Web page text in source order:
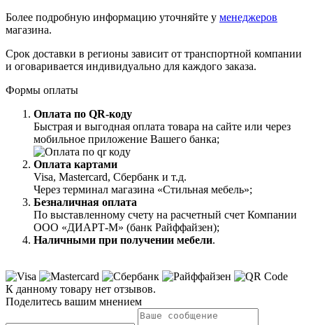
Более подробную информацию уточняйте у менеджеров
магазина.
Срок доставки в регионы зависит от транспортной компании
и оговаривается индивидуально для каждого заказа.
Формы оплаты
Оплата по QR-коду
Быстрая и выгодная оплата товара на сайте или через
мобильное приложение Вашего банка;
Оплата картами
Visa, Mastercard, Сбербанк и т.д.
Через терминал магазина «Стильная мебель»;
Безналичная оплата
По выставленному счету на расчетный счет Компании
ООО «ДИАРТ-М» (банк Райффайзен);
Наличными при получении мебели.
К данному товару нет отзывов.
Поделитесь вашим мнением